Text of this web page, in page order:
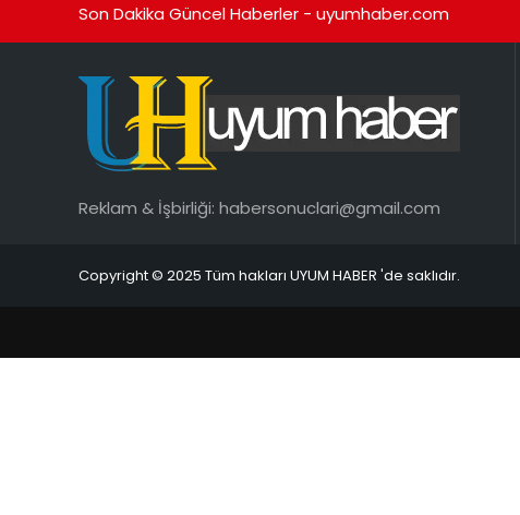
Son Dakika Güncel Haberler - uyumhaber.com
Reklam & İşbirliği: habersonuclari@gmail.com
Copyright © 2025 Tüm hakları UYUM HABER 'de saklıdır.